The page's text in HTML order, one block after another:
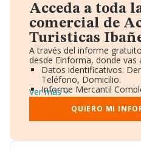
Acceda a toda
comercial de
Turisticas
A través del informe
desde Einforma, donde vas
Datos identificativos:
Teléfono, Domicilio.
Informe Mercantil
Gráficos de Evolución
Consejo de
Directivos y Ejecutivos.
Ver más
QUIERO MI